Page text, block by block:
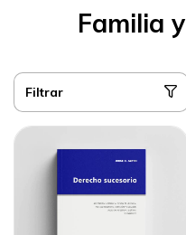
Familia
Filtrar